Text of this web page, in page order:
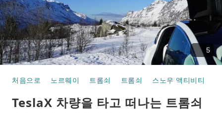
5
처음으로 노르웨이 트롬쇠 트롬쇠 스노우 액티비티
TeslaX 차량을 타고 떠나는 트롬쇠